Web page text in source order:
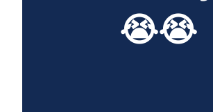
😭😭